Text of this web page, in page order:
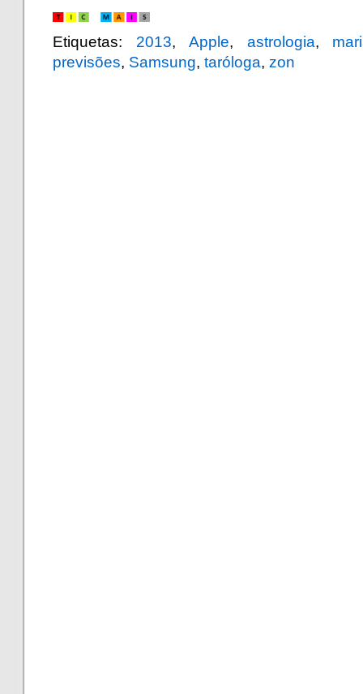
Etiquetas: 2013, Apple, astrologia,
previsões, Samsung, taróloga, zon